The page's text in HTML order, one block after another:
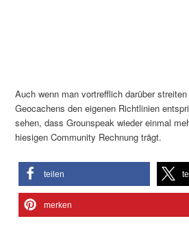
Auch wenn man vortrefflich darüber
Geocachens den eigenen Richtlinien
sehen, dass Grounspeak wieder einmal
hiesigen Community Rechnung trägt.
teilen
merken